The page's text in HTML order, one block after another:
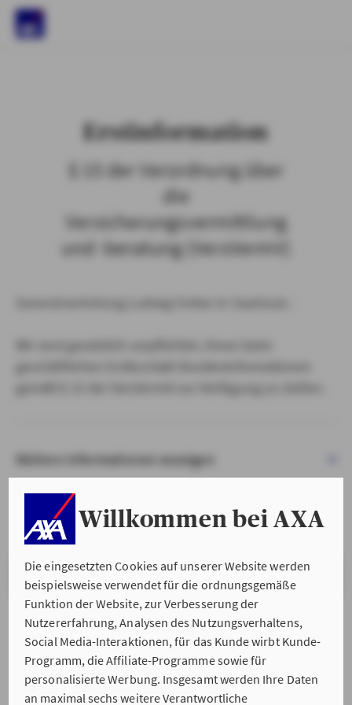
Willkommen bei AXA
Die eingesetzten Cookies auf unserer Website werden
beispielsweise verwendet für die ordnungsgemäße
Funktion der Website, zur Verbesserung der
Nutzererfahrung, Analysen des Nutzungsverhaltens,
Social Media-Interaktionen, für das Kunde wirbt Kunde-
Programm, die Affiliate-Programme sowie für
personalisierte Werbung. Insgesamt werden Ihre Daten
an maximal sechs weitere Verantwortliche
Erstinformation
§ 15 der Verordnung über
die
Versicherungsvermittlung
und -beratung (VersVermV)
Weitere Informationen anzeigen
VERSTANDEN & WEITER